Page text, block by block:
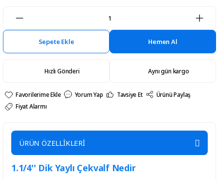
Sepete Ekle Hemen Al
Hızlı Gönderi Aynı gün kargo
Yorum Yap Tavsiye Et
Ürünü Paylaş
Fiyat Alarmı
ÜRÜN ÖZELLİKLERİ
1.1/4'' Dik Yaylı Çekvalf Nedir